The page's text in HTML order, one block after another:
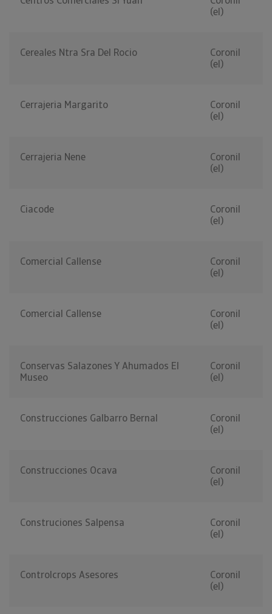
(el)
Cereales Ntra Sra Del Rocio
Coronil
(el)
Cerrajeria Margarito
Coronil
(el)
Cerrajeria Nene
Coronil
(el)
Ciacode
Coronil
(el)
Comercial Callense
Coronil
(el)
Comercial Callense
Coronil
(el)
Conservas Salazones Y Ahumados El
Museo
Coronil
(el)
Construcciones Galbarro Bernal
Coronil
(el)
Construcciones Ocava
Coronil
(el)
Construciones Salpensa
Coronil
(el)
Controlcrops Asesores
Coronil
(el)